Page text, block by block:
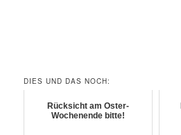
DIES UND DAS NOCH:
Rücksicht am Oster-
Wochenende bitte!